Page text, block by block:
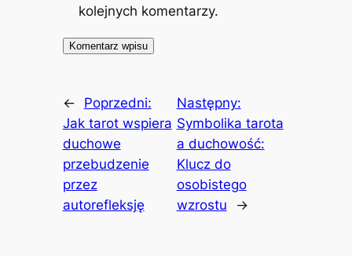
kolejnych komentarzy.
←
Poprzedni:
Jak tarot wspiera
duchowe
przebudzenie
przez
autorefleksję
Następny:
Symbolika tarota
a duchowość:
Klucz do
osobistego
wzrostu
→